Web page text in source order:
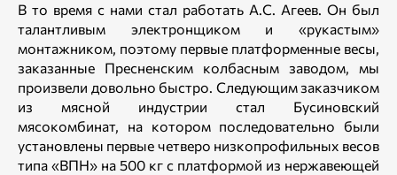
В то время с нами стал работать А.С. Агеев. Он был
талантливым электронщиком и «рукастым»
монтажником, поэтому первые платформенные весы,
заказанные Пресненским колбасным заводом, мы
произвели довольно быстро. Следующим заказчиком
из мясной индустрии стал Бусиновский
мясокомбинат, на котором последовательно были
установлены первые четверо низкопрофильных весов
типа «ВПН» на 500 кг с платформой из нержавеющей